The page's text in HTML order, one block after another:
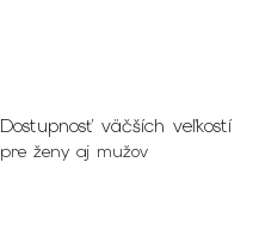
Dostupnosť väčších veľkostí
pre ženy aj mužov